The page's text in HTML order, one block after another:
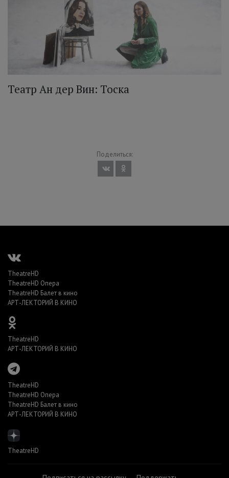
Театр Ан дер Вин: Тоска
Поделиться:
TheatreHD
TheatreHD Опера
TheatreHD Балет в кино
АРТ-ЛЕКТОРИЙ В КИНО
TheatreHD
АРТ-ЛЕКТОРИЙ В КИНО
TheatreHD
TheatreHD Опера
TheatreHD Балет в кино
АРТ-ЛЕКТОРИЙ В КИНО
TheatreHD